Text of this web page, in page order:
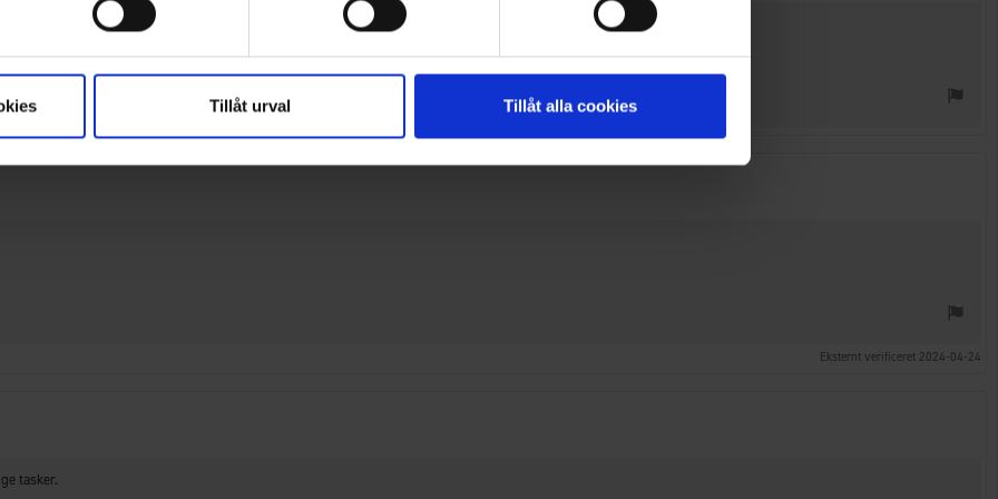
Tillåt urval Tillåt alla cookies
med. En form for pres ville være godt. Tynd.
Eksternt verificeret 2024-04-24
tasker.